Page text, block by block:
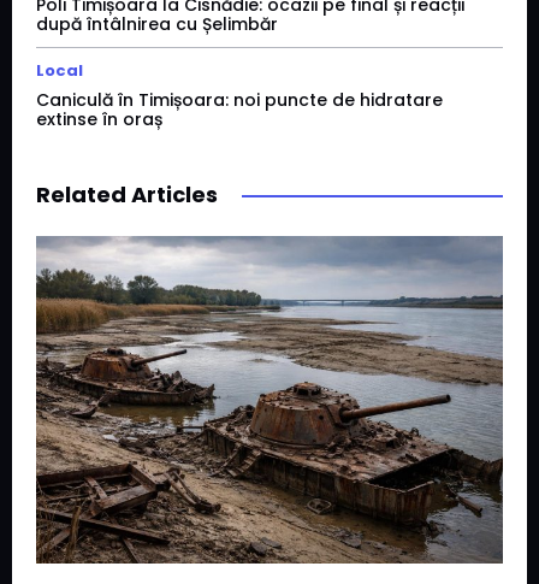
după întâlnirea cu Șelimbăr
Local
Caniculă în Timișoara: noi puncte de hidratare
extinse în oraș
Related Articles